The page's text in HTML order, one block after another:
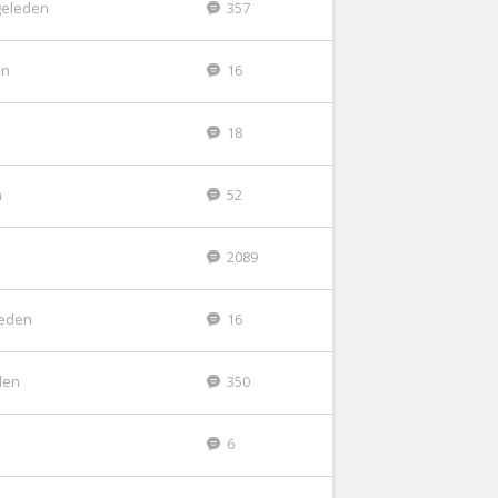
357
16
18
52
2089
16
350
6